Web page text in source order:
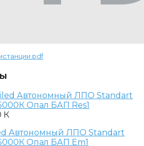
К
Автономный ЛПО Standart
Опал БАП Em1